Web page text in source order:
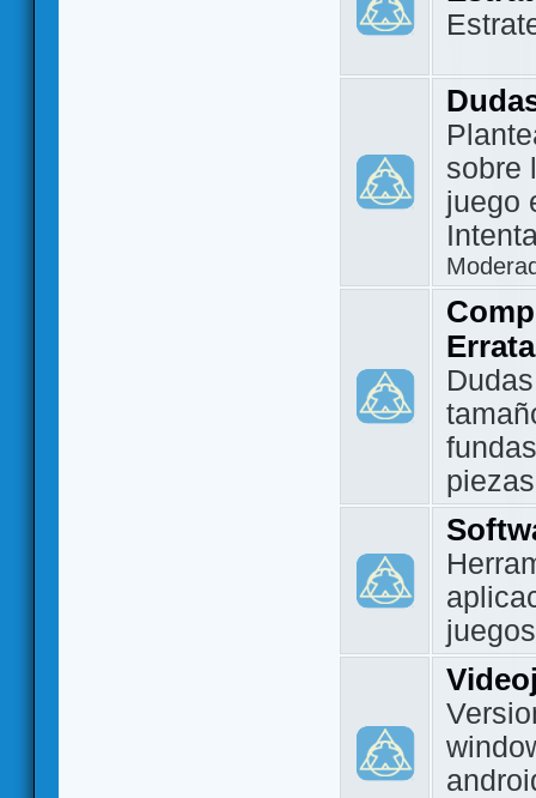
sobre
juego